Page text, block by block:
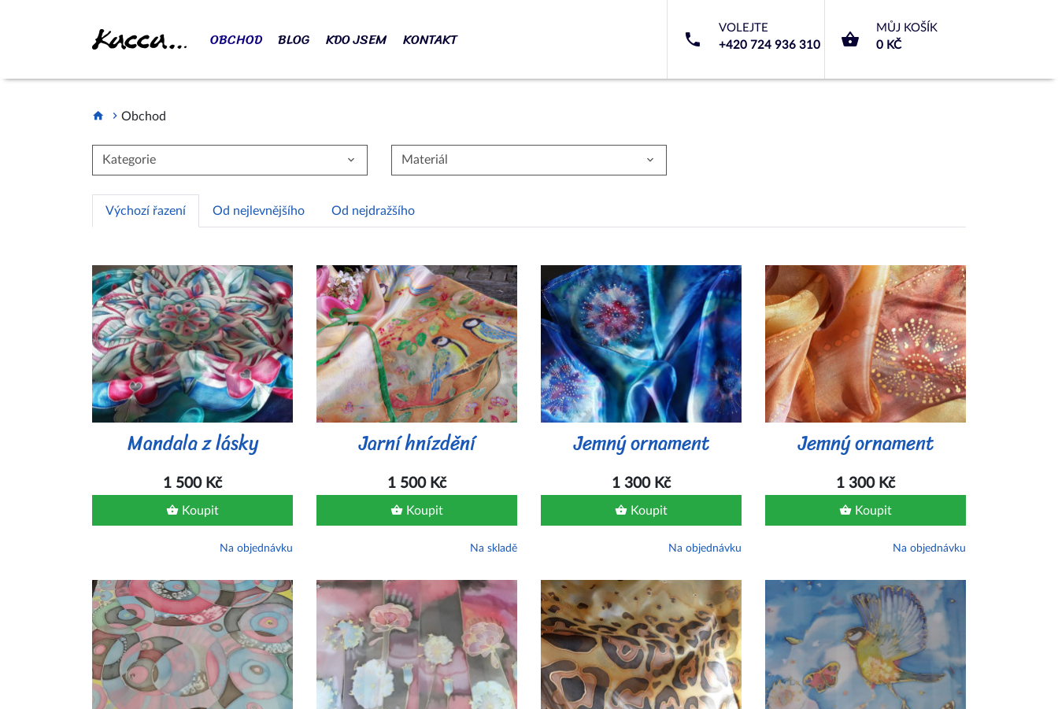
MŮJ KOŠÍK
0 KČ
VOLEJTE
+420 724 936 310
OBCHOD BLOG KDO JSEM KONTAKT
Obchod
Kategorie Materiál
Výchozí řazení Od nejlevnějšího Od nejdražšího
Mandala z lásky
1 500 Kč
Koupit
Na objednávku
Jarní hnízdění
1 500 Kč
Koupit
Na skladě
Jemný ornament
1 300 Kč
Koupit
Na objednávku
Jemný ornament
1 300 Kč
Koupit
Na objednávku